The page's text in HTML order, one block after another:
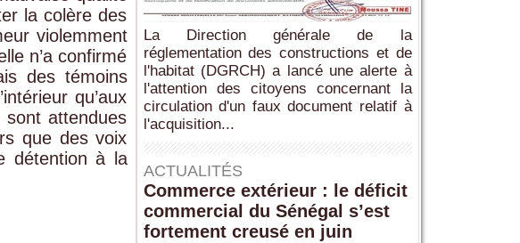
la colère des
violemment
n’a confirmé
des témoins
qu’aux
attendues
que des voix
détention à la
La Direction générale de la
réglementation des constructions et de
l'habitat (DGRCH) a lancé une alerte à
l'attention des citoyens concernant la
circulation d'un faux document relatif à
l'acquisition...
ACTUALITÉS
Commerce extérieur : le déficit
commercial du Sénégal s’est
fortement creusé en juin